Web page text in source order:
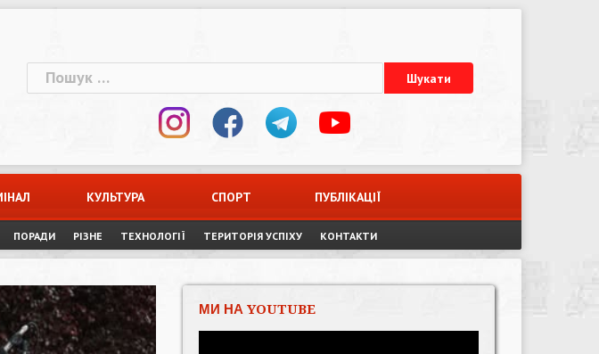
Пошук:
КУЛЬТУРА СПОРТ ПУБЛІКАЦІЇ
ПОРАДИ РІЗНЕ ТЕХНОЛОГІЇ ТЕРИТОРІЯ УСПІХУ КОНТАКТИ
МИ НА YOUTUBE